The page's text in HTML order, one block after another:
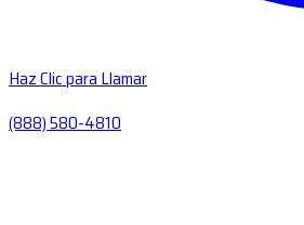
Haz Clic para Llamar
(888) 580-4810